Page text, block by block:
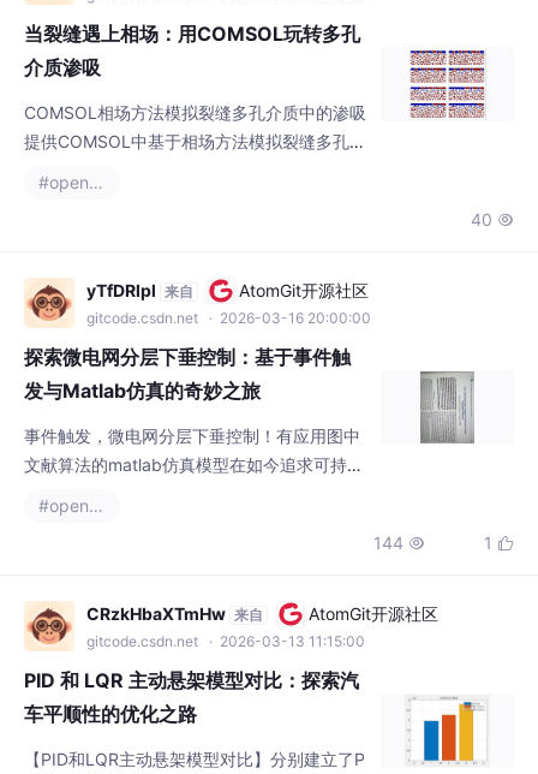
单片机最小系统，SWD接口下载代码，所有引
脚全部引出，方便二次
当裂缝遇上相场：用COMSOL玩转多孔
介质渗吸
COMSOL相场方法模拟裂缝多孔介质中的渗吸
提供COMSOL中基于相场方法模拟裂缝多孔介
复杂几何模型中的两相流动模拟，比较采用相
下水污染治理中，裂缝多孔介质内的两相流动
总是让人又爱又恨。今天咱们用COMSOL的相
场方法，带大家亲手拆解这个"流体迷宫"。
#openresty
40 
yTfDRlpl 来自 AtomGit开源社区
gitcode.csdn.net · 2026-03-16 20:00:00
探索微电网分层下垂控制：基于事件触
发与Matlab仿真的奇妙之旅
事件触发，微电网分层下垂控制！有应用图中
文献算法的matlab仿真模型在如今追求可持续
题。而其中的分层下垂控制技术，更是微电网
Matlab搭建的仿真模型是啥样。
#openresty
144  1 
CRzkHbaXTmHw 来自 AtomGit开源社区
gitcode.csdn.net · 2026-03-13 11:15:00
PID 和 LQR 主动悬架模型对比：探索汽
车平顺性的优化之路
【PID和LQR主动悬架模型对比】分别建立了P